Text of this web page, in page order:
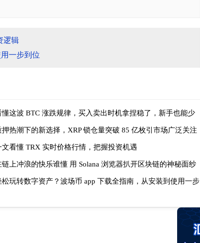
逻辑
一步到位
懂这波 BTC 涨跌规律，买入卖出时机拿捏稳了，新手也能少
年弯路
押热潮下的新选择，XRP 锁仓量突破 85 亿枚引市场广泛关注
文看懂 TRX 实时价格行情，把握投资机遇
链上冲浪的快乐谁懂 用 Solana 浏览器扒开区块链的神秘面纱
松玩转数字资产？波场币 app 下载全指南，从安装到使用一步